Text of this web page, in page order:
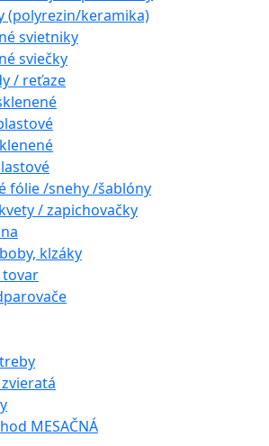
(polyrezin/keramika)
svietniky
sviečky
/ reťaze
fólie /snehy /šablóny
/ zapichovačky
klzáky
tovar
MESAČNÁ